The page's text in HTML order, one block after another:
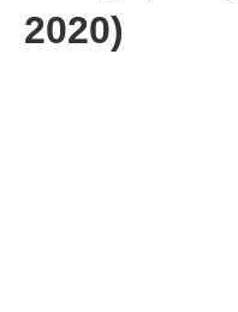
2020)